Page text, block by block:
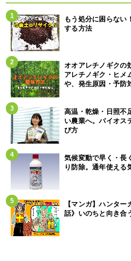
もう処分に困らな
する方法
オオアレチノギクの
アレチノギク・ヒメ
や、発生原因・予防
高温・乾燥・日照不
い農業へ。バイオス
び方
気候変動で早く・長
り防除。通年使える
【マンガ】ハンタ
話》いのちと向き合